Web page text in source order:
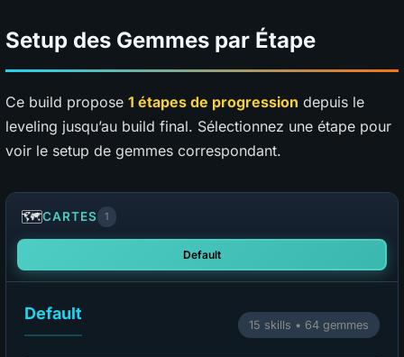
Setup des Gemmes par Étape
Ce build propose 1 étapes de progression depuis le
leveling jusqu’au build final. Sélectionnez une étape pour
voir le setup de gemmes correspondant.
🗺️CARTES 1
Default
Default
15 skills • 64 gemmes